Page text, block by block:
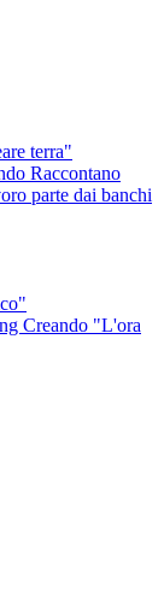
terra"
Raccontano
parte dai banchi
Creando "L'ora